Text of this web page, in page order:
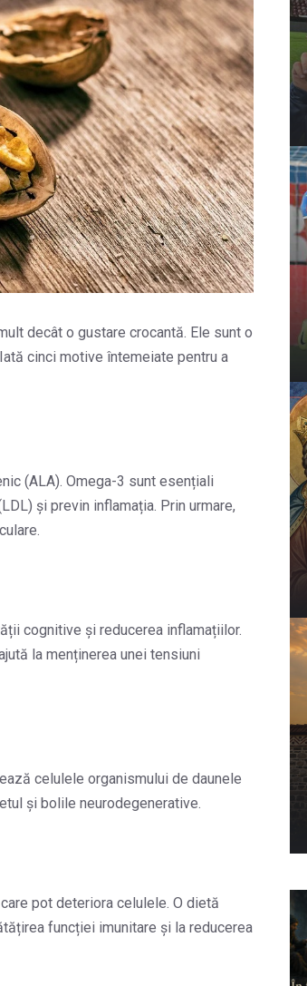
decât o gustare crocantă. Ele sunt o
cinci motive întemeiate pentru a
(ALA). Omega-3 sunt esențiali
și previn inflamația. Prin urmare,
cognitive și reducerea inflamațiilor.
la menținerea unei tensiuni
celulele organismului de daunele
și bolile neurodegenerative.
pot deteriora celulele. O dietă
funcției imunitare și la reducerea